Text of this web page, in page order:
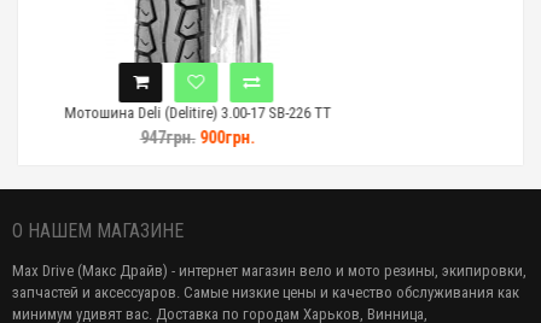
3.00-17 SB-226 TT
О НАШЕМ МАГАЗИНЕ
Max Drive (Макс Драйв) - интернет магазин вело и мото резины, экипировки,
запчастей и аксессуаров. Самые низкие цены и качество обслуживания как
минимум удивят вас. Доставка по городам Харьков, Винница,